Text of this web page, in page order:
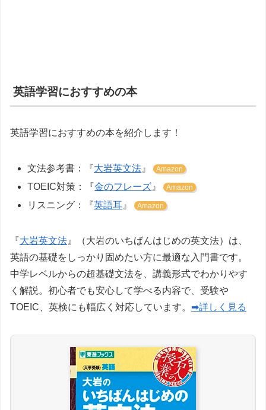
英語学習におすすめの本
英語学習におすすめの本を紹介します！
文法参考書：『大岩英文法 』 Amazon
TOEIC対策：『金のフレーズ 』 Amazon
リスニング：『英語耳 』 Amazon
『大岩英文法 』（大岩のいちばんはじめの英文法）は、
英語の基礎をしっかり固めたい方に最適な入門書です。
中学レベルからの超基礎文法を、講義形式でわかりやす
く解説。初心者でも安心して学べる内容で、受験や
TOEIC、英検にも幅広く対応しています。 ➡詳しく見る